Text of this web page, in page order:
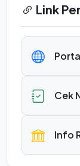
Link
Cek
Info